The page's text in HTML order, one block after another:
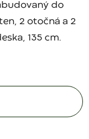
do
2 otočná a 2
135 cm.